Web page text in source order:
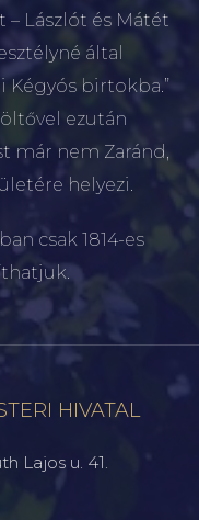
– Lászlót és Mátét
által
birtokba.”
ezután
már nem Zaránd,
helyezi.
csak 1814-es
HIVATAL
Lajos u. 41.